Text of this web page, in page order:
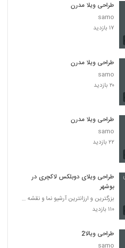
طراحی ویلا مدرن
samo
۱۷ بازدید
طراحی ویلا مدرن
samo
۲۰ بازدید
طراحی ویلا مدرن
samo
۲۲ بازدید
طراحی ویلای دوبلکس لاکچری در
بوشهر
بزرگترین و ارزانترین آرشیو نما و نقشه های ویلایی و
۱۱۰ بازدید
طراحی ویالا2
samo